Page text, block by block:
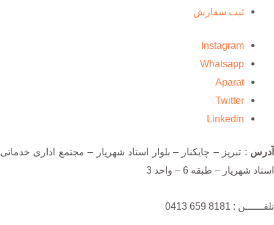
ثبت سفارش
Instagram
Whatsapp
Aparat
Twitter
Linkedin
آدرس : تبریز – چایکنار – بلوار استاد شهریار – مجتمع اداری خدماتی
استاد شهریار – طبقه 6 – واحد 3
تلفــــــن : 8181 659 0413